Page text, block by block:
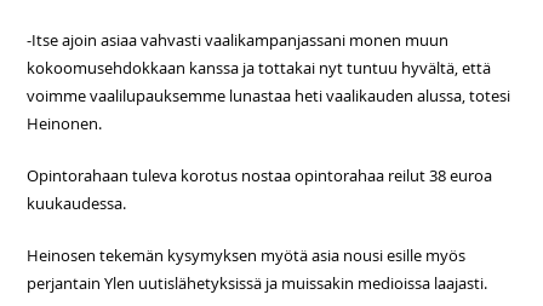
-Itse ajoin asiaa vahvasti vaalikampanjassani monen muun
kokoomusehdokkaan kanssa ja tottakai nyt tuntuu hyvältä, että
voimme vaalilupauksemme lunastaa heti vaalikauden alussa, totesi
Heinonen.
Opintorahaan tuleva korotus nostaa opintorahaa reilut 38 euroa
kuukaudessa.
Heinosen tekemän kysymyksen myötä asia nousi esille myös
perjantain Ylen uutislähetyksissä ja muissakin medioissa laajasti.